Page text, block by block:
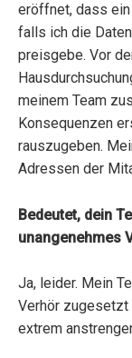
eröffnet, dass
falls ich die
preisgebe. Vor
meinem Team
Konsequenzen
rauszugeben.
Adressen der
Bedeutet, dein
unangenehmes
Ja, leider. Mein
Verhör zugesetzt
extrem